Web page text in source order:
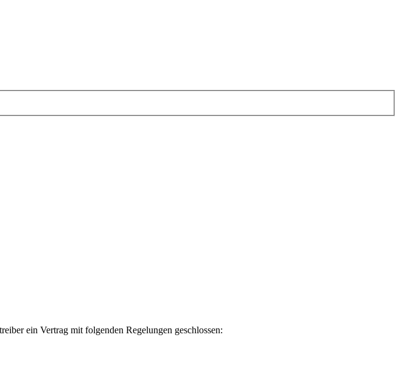
ein Vertrag mit folgenden Regelungen geschlossen: